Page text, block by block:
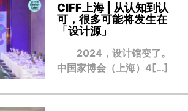
CIFF上海 | 从认知到认
可，很多可能将发生在
「设计源」
2024，设计馆变了。
中国家博会（上海）4[…]